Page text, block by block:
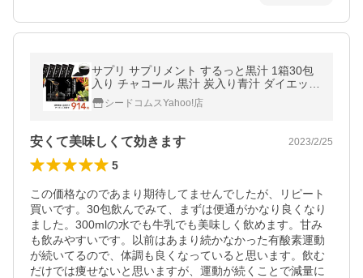
サプリ サプリメント するっと黒汁 1箱30包
入り チャコール 黒汁 炭入り青汁 ダイエット
サプリ 乳酸菌 酵素 ブラックジンジャー マカ
シードコムスYahoo!店
安くて美味しくて効きます 2023/2/25
5
この価格なのであまり期待してませんでしたが、リピート
買いです。30包飲んでみて、まずは便通がかなり良くなり
ました。300mlの水でも牛乳でも美味しく飲めます。甘み
も飲みやすいです。以前はあまり続かなかった有酸素運動
が続いてるので、体調も良くなっていると思います。飲む
だけでは痩せないと思いますが、運動が続くことで減量に